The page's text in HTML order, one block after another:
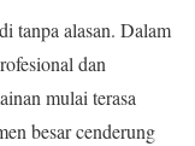
tanpa alasan. Dalam
dan
mulai terasa
besar cenderung